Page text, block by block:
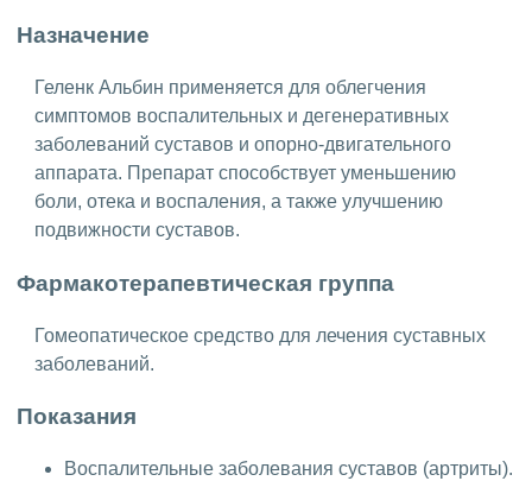
Назначение
Геленк Альбин применяется для облегчения
симптомов воспалительных и дегенеративных
заболеваний суставов и опорно-двигательного
аппарата. Препарат способствует уменьшению
боли, отека и воспаления, а также улучшению
подвижности суставов.
Фармакотерапевтическая группа
Гомеопатическое средство для лечения суставных
заболеваний.
Показания
Воспалительные заболевания суставов (артриты).